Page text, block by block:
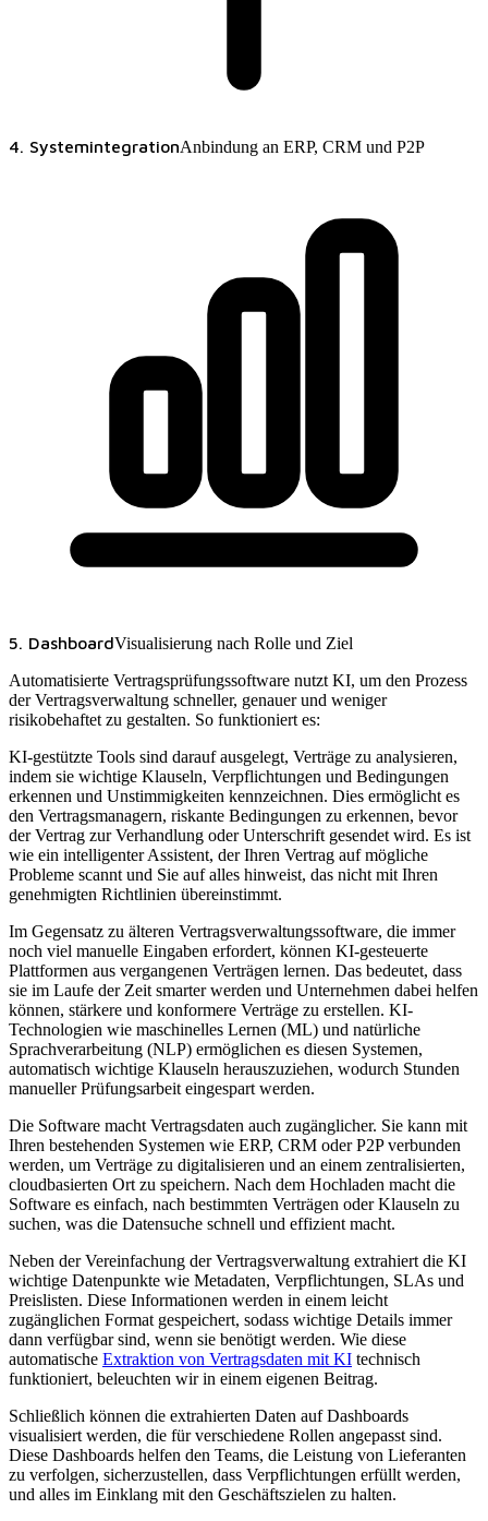
4. SystemintegrationAnbindung an ERP, CRM und P2P
5. DashboardVisualisierung nach Rolle und Ziel
Automatisierte Vertragsprüfungssoftware nutzt KI, um den Prozess
der Vertragsverwaltung schneller, genauer und weniger
risikobehaftet zu gestalten. So funktioniert es:
KI-gestützte Tools sind darauf ausgelegt, Verträge zu analysieren,
indem sie wichtige Klauseln, Verpflichtungen und Bedingungen
erkennen und Unstimmigkeiten kennzeichnen. Dies ermöglicht es
den Vertragsmanagern, riskante Bedingungen zu erkennen, bevor
der Vertrag zur Verhandlung oder Unterschrift gesendet wird. Es ist
wie ein intelligenter Assistent, der Ihren Vertrag auf mögliche
Probleme scannt und Sie auf alles hinweist, das nicht mit Ihren
genehmigten Richtlinien übereinstimmt.
Im Gegensatz zu älteren Vertragsverwaltungssoftware, die immer
noch viel manuelle Eingaben erfordert, können KI-gesteuerte
Plattformen aus vergangenen Verträgen lernen. Das bedeutet, dass
sie im Laufe der Zeit smarter werden und Unternehmen dabei helfen
können, stärkere und konformere Verträge zu erstellen. KI-
Technologien wie maschinelles Lernen (ML) und natürliche
Sprachverarbeitung (NLP) ermöglichen es diesen Systemen,
automatisch wichtige Klauseln herauszuziehen, wodurch Stunden
manueller Prüfungsarbeit eingespart werden.
Die Software macht Vertragsdaten auch zugänglicher. Sie kann mit
Ihren bestehenden Systemen wie ERP, CRM oder P2P verbunden
werden, um Verträge zu digitalisieren und an einem zentralisierten,
cloudbasierten Ort zu speichern. Nach dem Hochladen macht die
Software es einfach, nach bestimmten Verträgen oder Klauseln zu
suchen, was die Datensuche schnell und effizient macht.
Neben der Vereinfachung der Vertragsverwaltung extrahiert die KI
wichtige Datenpunkte wie Metadaten, Verpflichtungen, SLAs und
Preislisten. Diese Informationen werden in einem leicht
zugänglichen Format gespeichert, sodass wichtige Details immer
dann verfügbar sind, wenn sie benötigt werden. Wie diese
automatische Extraktion von Vertragsdaten mit KI technisch
funktioniert, beleuchten wir in einem eigenen Beitrag.
Schließlich können die extrahierten Daten auf Dashboards
visualisiert werden, die für verschiedene Rollen angepasst sind.
Diese Dashboards helfen den Teams, die Leistung von Lieferanten
zu verfolgen, sicherzustellen, dass Verpflichtungen erfüllt werden,
und alles im Einklang mit den Geschäftszielen zu halten.